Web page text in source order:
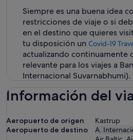
Siempre es una buena idea
restricciones de viaje o si
en el destino que quieres
tu disposición un Covid-19
actualizando continuamente
relevante para los viajes a
Internacional Suvarnabhumi).
Información del
Aeropuerto de origen
Kastrup
Aeropuerto de destino
A.